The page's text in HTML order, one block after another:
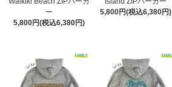
ー
5,800円(税込6,380円)
5,800円(税込6,380円)